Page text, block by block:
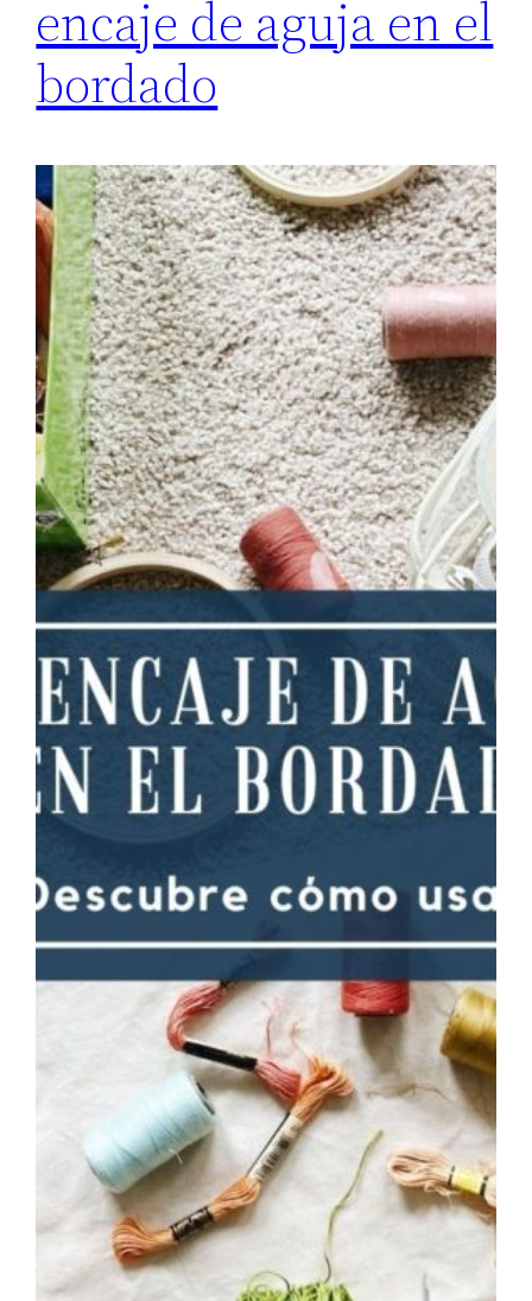
encaje de aguja en el
bordado